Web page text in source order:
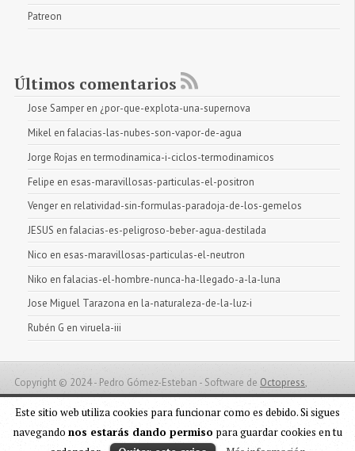
Este sitio web utiliza cookies para funcionar como es debido. Si sigues
navegando nos estarás dando permiso para guardar cookies en tu
Patreon
Últimos comentarios
Jose Samper en ¿por-que-explota-una-supernova
Mikel en falacias-las-nubes-son-vapor-de-agua
Jorge Rojas en termodinamica-i-ciclos-termodinamicos
Felipe en esas-maravillosas-particulas-el-positron
Venger en relatividad-sin-formulas-paradoja-de-los-gemelos
JESUS en falacias-es-peligroso-beber-agua-destilada
Nico en esas-maravillosas-particulas-el-neutron
Niko en falacias-el-hombre-nunca-ha-llegado-a-la-luna
Jose Miguel Tarazona en la-naturaleza-de-la-luz-i
Rubén G en viruela-iii
Copyright © 2024 - Pedro Gómez-Esteban - Software de Octopress,
hospedaje cortesía de Samuel Montosa.